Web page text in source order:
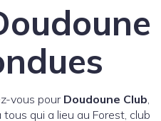
vous pour Doudoune Club
qui a lieu au Forest, club